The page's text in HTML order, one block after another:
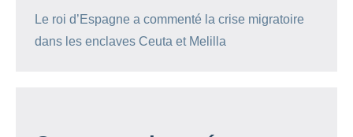
Le roi d’Espagne a commenté la crise migratoire
dans les enclaves Ceuta et Melilla